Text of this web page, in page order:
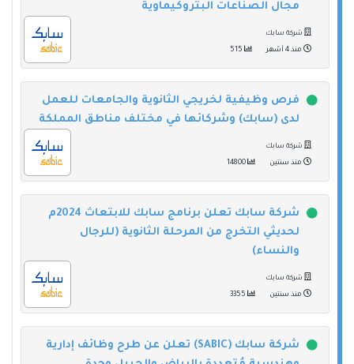
مجال الصناعات البتروكيماوية
شركة سابك
منذ 4 أشهر
فرص وظيفية لخريجي الثانوية والجامعات للعمل
لدى (سابك) وشركائها في مختلف مناطق المملكة
شركة سابك
منذ سنتين
شركة سابك تعلن برنامج سابك للابتعاث 2024م
لحديثي التخرج من المرحلة الثانوية (للرجال
والنساء)
شركة سابك
منذ سنتين
شركة سابك (SABIC) تعلن عن طرح وظائف إدارية